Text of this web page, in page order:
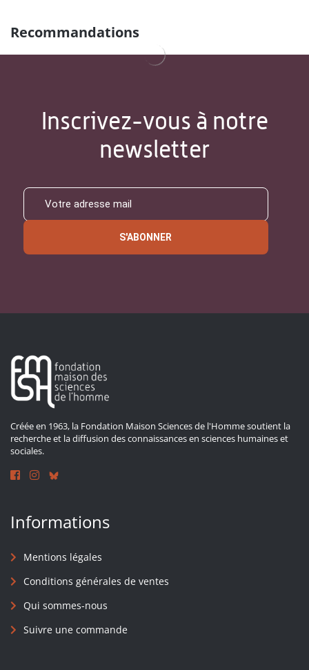
Recommandations
Inscrivez-vous à notre
newsletter
S'ABONNER
Créée en 1963, la Fondation Maison Sciences de l'Homme soutient la
recherche et la diffusion des connaissances en sciences humaines et
sociales.
Informations
Mentions légales
Conditions générales de ventes
Qui sommes-nous
Suivre une commande